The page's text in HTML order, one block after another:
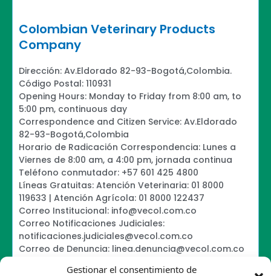
Gestionar el consentimiento de
Colombian Veterinary Products
Company
Dirección: Av.Eldorado 82-93-Bogotá,Colombia.
Código Postal: 110931
Opening Hours: Monday to Friday from 8:00 am, to
5:00 pm, continuous day
Correspondence and Citizen Service: Av.Eldorado
82-93-Bogotá,Colombia
Horario de Radicación Correspondencia: Lunes a
Viernes de 8:00 am, a 4:00 pm, jornada continua
Teléfono conmutador: +57 601 425 4800
Líneas Gratuitas: Atención Veterinaria: 01 8000
119633 | Atención Agrícola: 01 8000 122437
Correo Institucional: info@vecol.com.co
Correo Notificaciones Judiciales:
notificaciones.judiciales@vecol.com.co
Correo de Denuncia: linea.denuncia@vecol.com.co